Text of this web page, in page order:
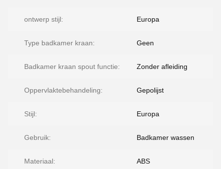
ontwerp stijl: Europa
Type badkamer kraan: Geen
Badkamer kraan spout functie: Zonder afleiding
Oppervlaktebehandeling: Gepolijst
Stijl: Europa
Gebruik: Badkamer wassen
Materiaal: ABS